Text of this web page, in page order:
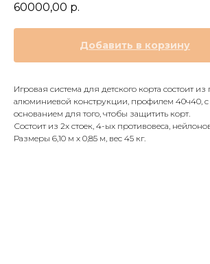
60000,00 р.
Добавить в корзину
Игровая система для детского корта состоит
алюминиевой конструкции, профилем 40ч40,
основанием для того, чтобы защитить корт.
Состоит из 2х стоек, 4-ых противовеса,
Размеры 6,10 м х 0,85 м, вес 45 кг.